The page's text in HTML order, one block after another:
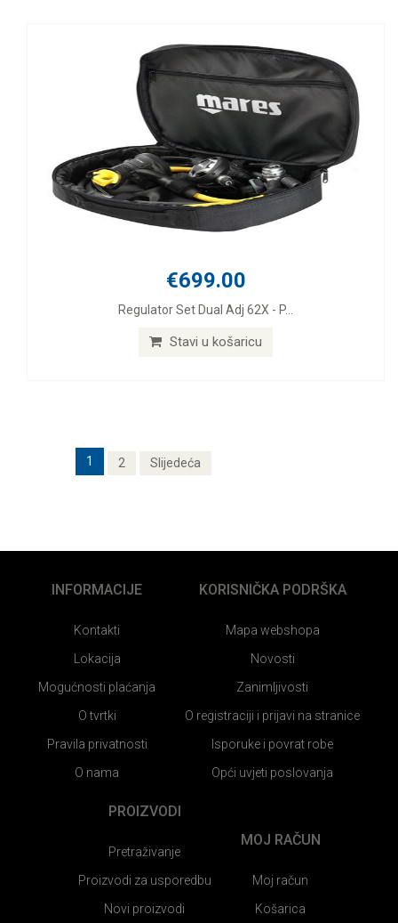
€699.00
Regulator Set Dual Adj 62X - P...
Stavi u košaricu
1 2 Slijedeća
INFORMACIJE
Kontakti
Lokacija
Mogućnosti plaćanja
O tvrtki
Pravila privatnosti
O nama
KORISNIČKA PODRŠKA
Mapa webshopa
Novosti
Zanimljivosti
O registraciji i prijavi na stranice
Isporuke i povrat robe
Opći uvjeti poslovanja
PROIZVODI
Pretraživanje
Proizvodi za usporedbu
Novi proizvodi
MOJ RAČUN
Moj račun
Košarica